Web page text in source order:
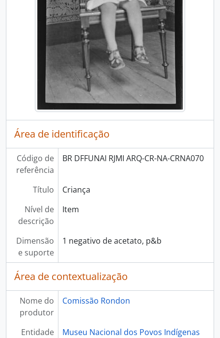
Área de identificação
Código de
referência
BR DFFUNAI RJMI ARQ-CR-NA-CRNA070
Título
Criança
Nível de
descrição
Item
Dimensão
e suporte
1 negativo de acetato, p&b
Área de contextualização
Nome do
produtor
Comissão Rondon
Entidade
Museu Nacional dos Povos Indígenas